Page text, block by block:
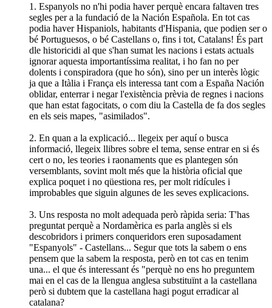
1. Espanyols no n'hi podia haver perquè encara faltaven tres
segles per a la fundació de la Nación Española. En tot cas
podia haver Hispaniols, habitants d'Hispania, que podien ser o
bé Portuguesos, o bé Castellans o, fins i tot, Catalans! És part
dle historicidi al que s'han sumat les nacions i estats actuals
ignorar aquesta importantíssima realitat, i ho fan no per
dolents i conspiradora (que ho són), sino per un interès lògic
ja que a Itàlia i França els interessa tant com a España Nación
oblidar, enterrar i negar l'existència prèvia de regnes i nacions
que han estat fagocitats, o com diu la Castella de fa dos segles
en els seis mapes, "asimilados".
2. En quan a la explicació... llegeix per aquí o busca
informació, llegeix llibres sobre el tema, sense entrar en si és
cert o no, les teories i raonaments que es plantegen són
versemblants, sovint molt més que la història oficial que
explica poquet i no qüestiona res, per molt ridícules i
improbables que siguin algunes de les seves explicacions.
3. Uns resposta no molt adequada però ràpida seria: T'has
preguntat perquè a Nordamèrica es parla anglès si els
descobridors i primers conqueridors eren suposadament
"Espanyols" - Castellans... Segur que tots la sabem o ens
pensem que la sabem la resposta, però en tot cas en tenim
una... el que és interessant és "perquè no ens ho preguntem
mai en el cas de la llengua anglesa substituïnt a la castellana
però si dubtem que la castellana hagi pogut erradicar al
catalana?